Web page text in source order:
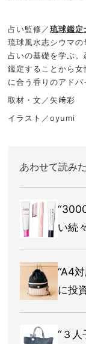
占い監修／琉球鑑定
琉球風水志シウマ
占いの基礎を学ぶ
鑑定することから
に合う香りのアドバ
取材・文／矢﨑彩
イラスト／oyumi
あわせて読み
い続
“A4
に投
“３人